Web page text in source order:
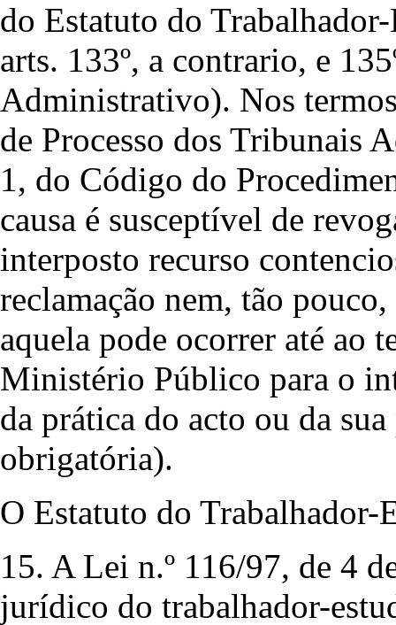
do Estatuto do
arts. 133º, a contrario, e
Administrativo). Nos
de Processo dos Tribunais
1, do Código do
causa é susceptível de
interposto recurso
reclamação nem, tão
aquela pode ocorrer até ao
Ministério Público para o
da prática do acto ou da
obrigatória).
O Estatuto do Trabalhador-
15. A Lei n.º 116/97, de 4
jurídico do trabalhador-